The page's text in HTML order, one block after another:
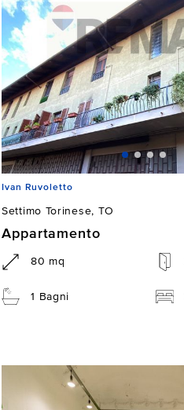
Ivan Ruvoletto
Settimo Torinese, TO
Appartamento
80 mq
1 Bagni